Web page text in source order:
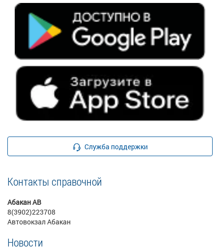
Служба поддержки
Контакты справочной
Абакан АВ
8(3902)223708
Автовокзал Абакан
Новости